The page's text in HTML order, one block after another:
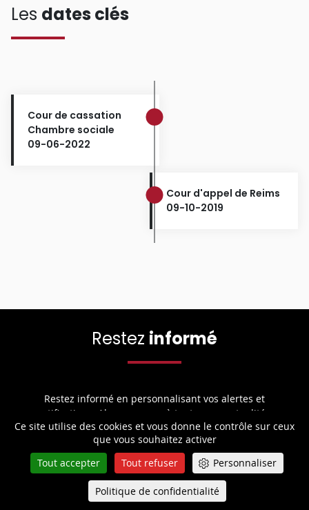
Ce site utilise des cookies et vous donne le contrôle sur ceux
que vous souhaitez activer
Tout accepter
Tout refuser Personnaliser
Politique de confidentialité
Les dates clés
Cour de cassation
Chambre sociale
09-06-2022
Cour d'appel de Reims
09-10-2019
Restez informé
Restez informé en personnalisant vos alertes et
notifications. Abonnez-vous à toutes nos actualités.
Suivezla Cour
Queue-Fair